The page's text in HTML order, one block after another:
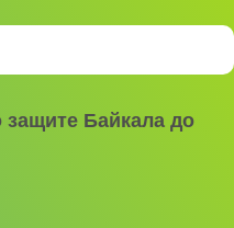
Байкала до